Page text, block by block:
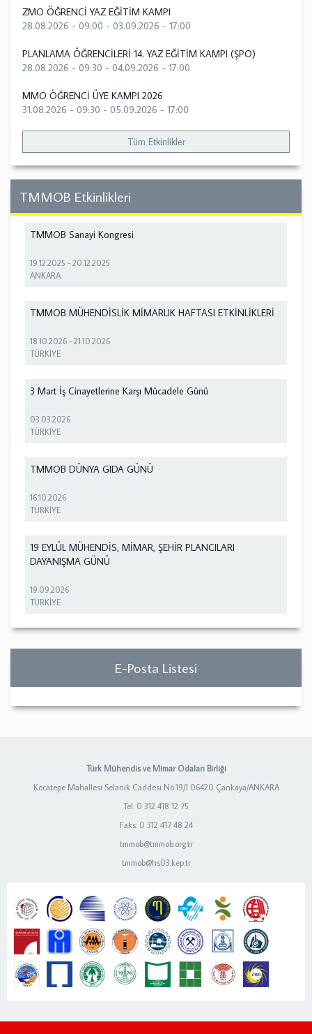
ZMO ÖĞRENCİ YAZ EĞİTİM KAMPI
28.08.2026 - 09:00 - 03.09.2026 - 17:00
PLANLAMA ÖĞRENCİLERİ 14. YAZ EĞİTİM KAMPI (ŞPO)
28.08.2026 - 09:30 - 04.09.2026 - 17:00
MMO ÖĞRENCİ ÜYE KAMPI 2026
31.08.2026 - 09:30 - 05.09.2026 - 17:00
Tüm Etkinlikler
TMMOB Etkinlikleri
TMMOB Sanayi Kongresi
19.12.2025 -20.12.2025
ANKARA
TMMOB MÜHENDİSLİK MİMARLIK HAFTASI ETKİNLİKLERİ
18.10.2026 -21.10.2026
TÜRKİYE
3 Mart İş Cinayetlerine Karşı Mücadele Günü
03.03.2026
TÜRKİYE
TMMOB DÜNYA GIDA GÜNÜ
16.10.2026
TÜRKİYE
19 EYLÜL MÜHENDİS, MİMAR, ŞEHİR PLANCILARI
DAYANIŞMA GÜNÜ
19.09.2026
TÜRKİYE
E-Posta Listesi
Türk Mühendis ve Mimar Odaları Birliği
Kocatepe Mahallesi Selanik Caddesi No:19/1 06420 Çankaya/ANKARA
Tel: 0 312 418 12 75
Faks: 0 312 417 48 24
tmmob@tmmob.org.tr
tmmob@hs03.kep.tr